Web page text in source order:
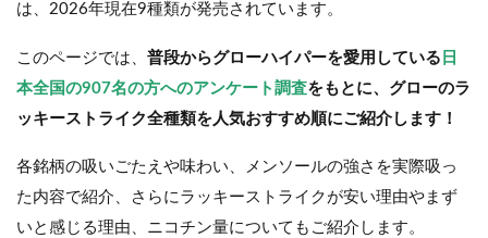
は、2026年現在9種類が発売されています。
このページでは、 普段からグローハイパーを愛用している 日
本全国の907名の方へのアンケート調査をもとに、グローのラ
ッキーストライク全種類を人気おすすめ順にご紹介します！
各銘柄の吸いごたえや味わい、メンソールの強さを実際吸っ
た内容で紹介、さらにラッキーストライクが安い理由やまず
いと感じる理由、ニコチン量についてもご紹介します。